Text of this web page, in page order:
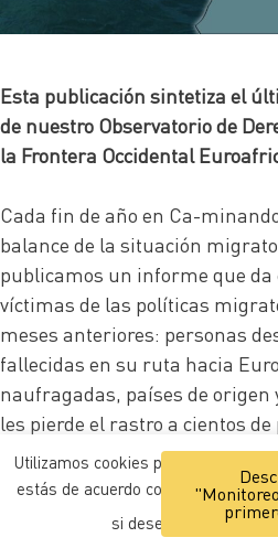
Esta publicación sintetiza el
de nuestro Observatorio de
la Frontera Occidental
Cada fin de año en Ca-
balance de la situación
publicamos un informe que da
víctimas de las políticas
meses anteriores: personas
fallecidas en su ruta hacia
naufragadas, países de origen
les pierde el rastro a cientos de
hacemos un balance distinto.
actualizada de víctimas entre
actualizados a 30 de
Frontera Occidental
Utilizamos cookies para mejorar la
estás de acuerdo con ello, pero
si deseas.
Ajustes